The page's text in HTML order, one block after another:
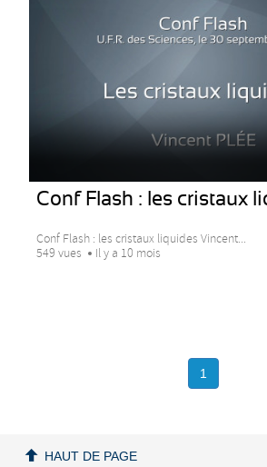
Conf Flash : les cristaux
Conf Flash : les cristaux liquides Vincent...
549 vues
Il y a 10 mois
1
HAUT DE PAGE